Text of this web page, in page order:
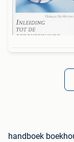
handboek